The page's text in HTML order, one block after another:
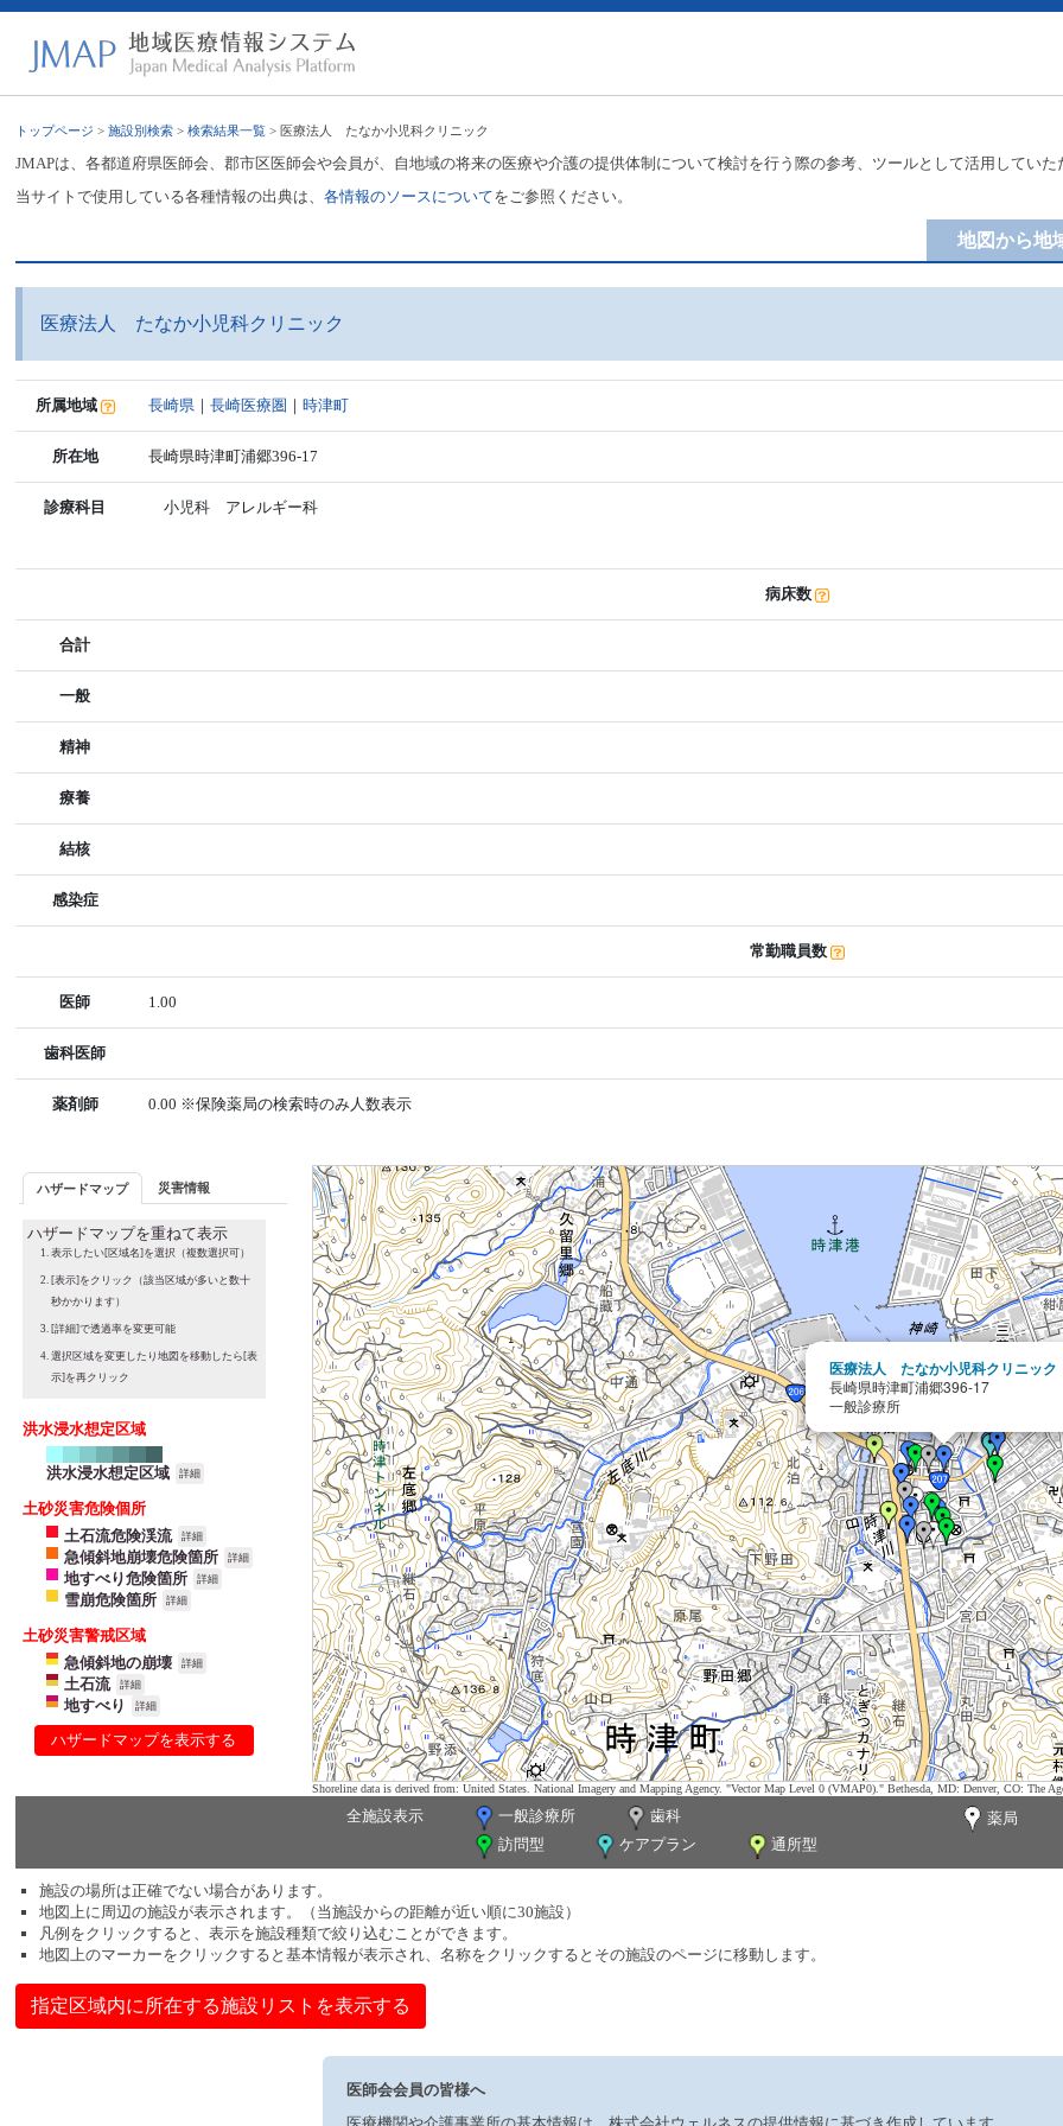
トップページ >施設別検索 >検索結果一覧 > 医療法人 たなか小児科クリニック
JMAPは、各都道府県医師会、郡市区医師会や会員が、自地域の将来の医療や介護の提供体制について検討を行う際の参考、ツールとして活用してい
当サイトで使用している各種情報の出典は、各情報のソースについてをご参照ください。
地図から地
医療法人 たなか小児科クリニック
所属地域 長崎県 ｜長崎医療圏 ｜時津町
所在地 長崎県時津町浦郷396-17
診療科目 小児科 アレルギー科
病床数
合計
一般
精神
療養
結核
感染症
常勤職員数
医師 1.00
歯科医師
薬剤師 0.00 ※保険薬局の検索時のみ人数表示
ハザードマップ 災害情報
ハザードマップを重ねて表示
表示したい[区域名]を選択（複数選択可）
[表示]をクリック（該当区域が多いと数十
秒かかります）
[詳細]で透過率を変更可能
選択区域を変更したり地図を移動したら[表
示]を再クリック
洪水浸水想定区域
洪水浸水想定区域 詳細
土砂災害危険個所
土石流危険渓流
詳細
急傾斜地崩壊危険箇所 詳細
地すべり危険箇所 詳細
雪崩危険箇所 詳細
土砂災害警戒区域
急傾斜地の崩壊
詳細
土石流 詳細
地すべり 詳細
ハザードマップを表示する
医療法人 たなか小児科クリニック
長崎県時津町浦郷396-17
一般診療所
Shoreline data is derived from: United States. National Imagery and Mapping Agency. "Vector Map Level 0 (VMAP0)." Bethesda, MD: Denver, CO: The
全施設表示 一般診療所 歯科
薬局
訪問型
ケアプラン 通所型
施設の場所は正確でない場合があります。
地図上に周辺の施設が表示されます。（当施設からの距離が近い順に30施設）
凡例をクリックすると、表示を施設種類で絞り込むことができます。
地図上のマーカーをクリックすると基本情報が表示され、名称をクリックするとその施設のページに移動します。
指定区域内に所在する施設リストを表示する
医師会会員の皆様へ